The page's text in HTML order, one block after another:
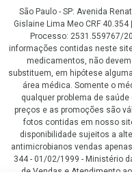
São Paulo - SP: Avenida
Gislaine Lima Meo CRF
Processo: 2531.559767/
informações contidas neste
medicamentos, não
substituem, em hipótese
área médica. Somente o
qualquer problema de
preços e as promoções são
fotos contidas em nosso
disponibilidade sujeitos a
antimicrobianos vendas
344 - 01/02/1999 - Ministério
de Vendas e Atendimento